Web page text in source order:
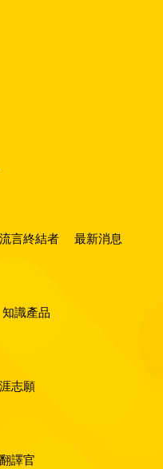
言終結者 最新消息
知識產品
志願
譯官